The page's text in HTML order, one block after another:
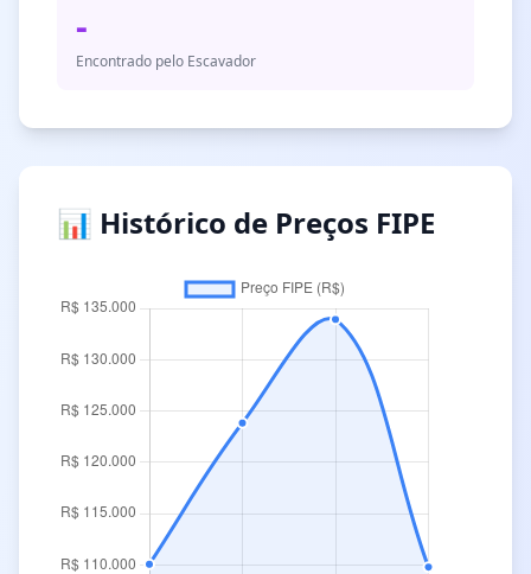
-
Encontrado pelo Escavador
📊 Histórico de Preços FIPE